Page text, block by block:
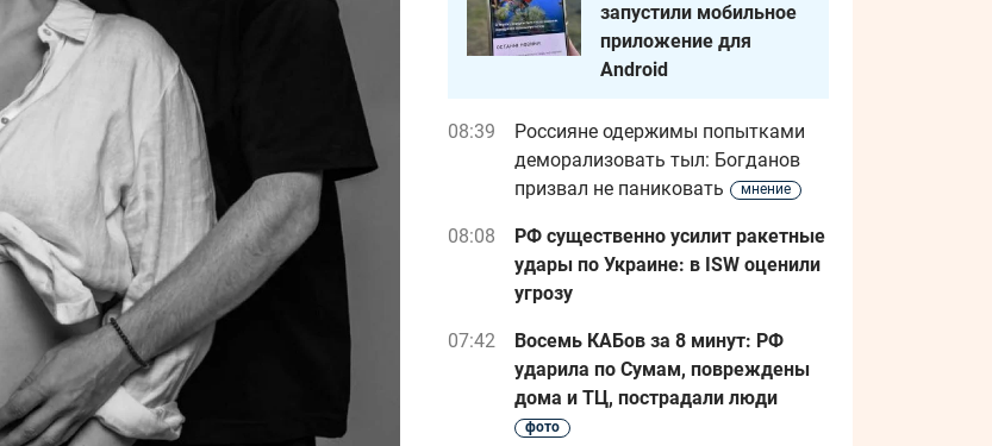
запустили мобильное
приложение для
Android
08:39
Россияне одержимы попытками
деморализовать тыл: Богданов
призвал не паниковать
мнение
08:08
РФ существенно усилит ракетные
удары по Украине: в ISW оценили
угрозу
07:42
Восемь КАБов за 8 минут: РФ
ударила по Сумам, повреждены
дома и ТЦ, пострадали люди
фото